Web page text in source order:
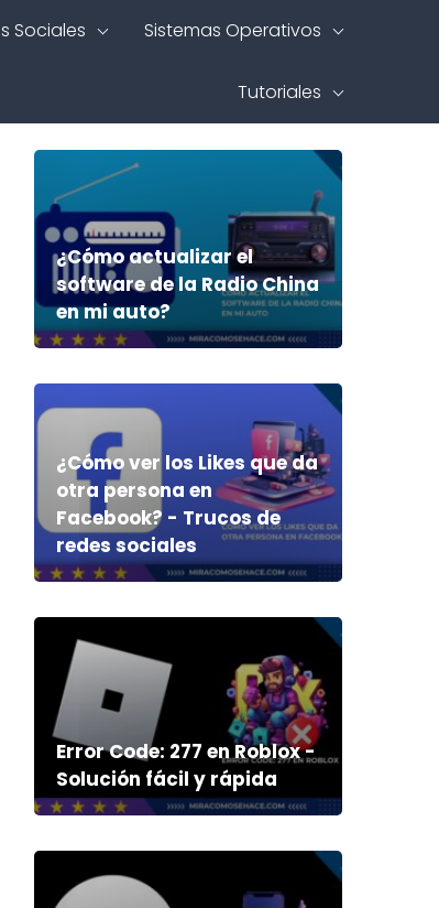
Sociales Sistemas Operativos
Tutoriales
¿Cómo actualizar el
software de la Radio China
en mi auto?
¿Cómo ver los Likes que da
otra persona en
Facebook? - Trucos de
redes sociales
Error Code: 277 en Roblox -
Solución fácil y rápida